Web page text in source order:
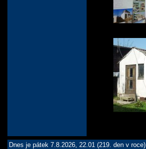
Dnes je pátek 7.8.2026, 22.01 (219. den v roce)